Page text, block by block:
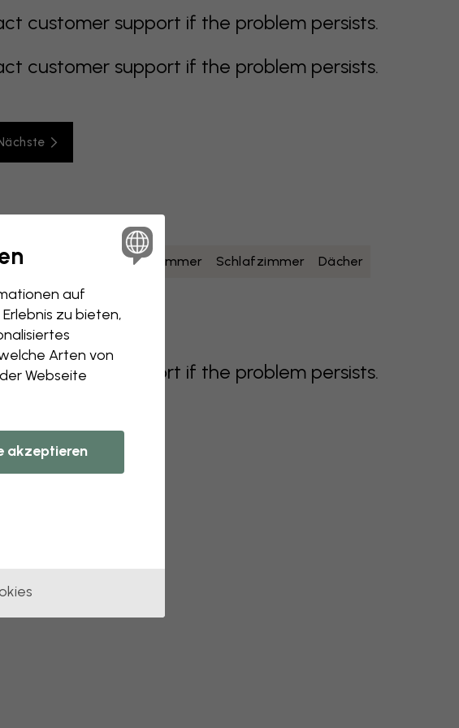
customer support if the problem persists.
customer support if the problem persists.
Badezimmer Schlafzimmer Dächer
customer support if the problem persists.
auf
zu bieten,
Arten von
Webseite
akzeptieren